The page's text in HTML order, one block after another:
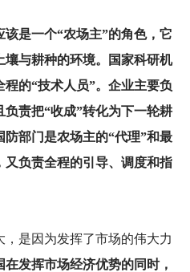
是一个“农场主”的角色，它
与耕种的环境。国家科研机
的“技术人员”。企业主要负
责把“收成”转化为下一轮耕
部门是农场主的“代理”和最
又负责全程的引导、调度和指
是因为发挥了市场的伟大力
在发挥市场经济优势的同时，